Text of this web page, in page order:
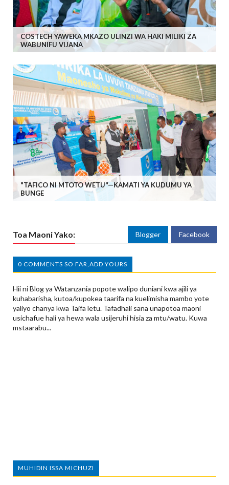
COSTECH YAWEKA MKAZO ULINZI WA HAKI MILIKI ZA
WABUNIFU VIJANA
"TAFICO NI MTOTO WETU"—KAMATI YA KUDUMU YA
BUNGE
Toa Maoni Yako: Blogger Facebook
0 COMMENTS SO FAR,ADD YOURS
Hii ni Blog ya Watanzania popote walipo duniani kwa ajili ya
kuhabarisha, kutoa/kupokea taarifa na kuelimisha mambo yote
yaliyo chanya kwa Taifa letu. Tafadhali sana unapotoa maoni
usichafue hali ya hewa wala usijeruhi hisia za mtu/watu. Kuwa
mstaarabu...
MUHIDIN ISSA MICHUZI